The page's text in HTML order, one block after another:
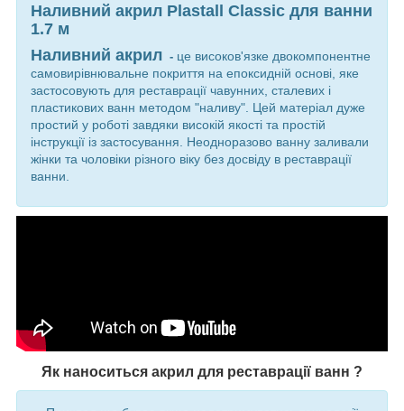
Наливний акрил Plastall Classic для ванни
1.7 м
Наливний акрил - це високов'язке двокомпонентне
самовирівнювальне покриття на епоксидній основі, яке
застосовують для реставрації чавунних, сталевих і
пластикових ванн методом "наливу". Цей матеріал дуже
простий у роботі завдяки високій якості та простій
інструкції із застосування. Неодноразово ванну заливали
жінки та чоловіки різного віку без досвіду в реставрації
ванни.
Як наноситься акрил для реставрації ванн ?